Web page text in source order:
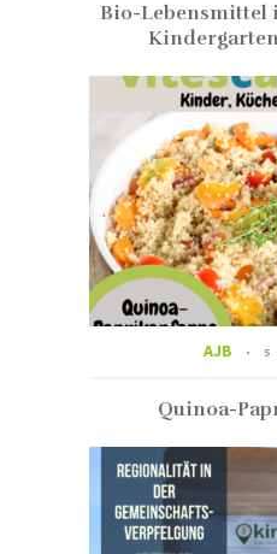
Bio-Lebensmittel
AJB 5
Quinoa-